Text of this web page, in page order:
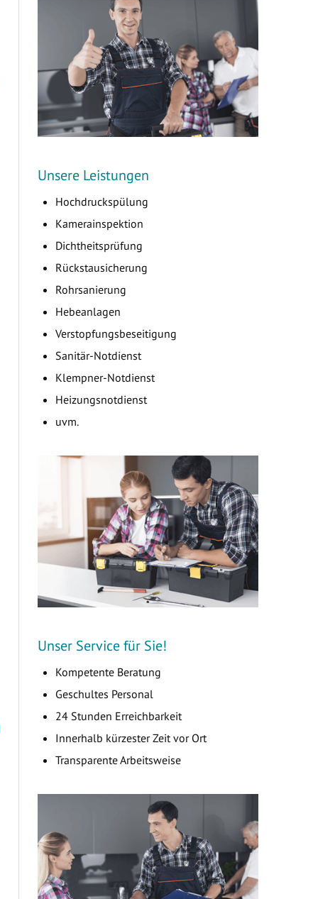
Unsere Leistungen
Hochdruckspülung
Kamerainspektion
Dichtheitsprüfung
Rückstausicherung
Rohrsanierung
Hebeanlagen
Verstopfungsbeseitigung
Sanitär-Notdienst
Klempner-Notdienst
Heizungsnotdienst
uvm.
Unser Service für Sie!
Kompetente Beratung
Geschultes Personal
24 Stunden Erreichbarkeit
Innerhalb kürzester Zeit vor Ort
Transparente Arbeitsweise